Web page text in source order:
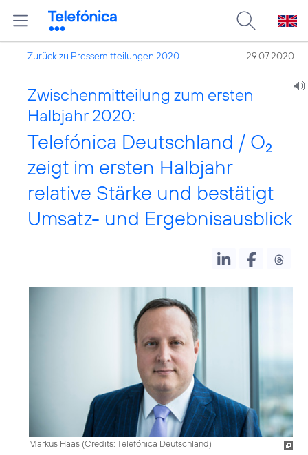
Zurück zu Pressemitteilungen 2020 29.07.2020
Zwischenmitteilung zum ersten
Halbjahr 2020:
Telefónica Deutschland / O2
zeigt im ersten Halbjahr
relative Stärke und bestätigt
Umsatz- und Ergebnisausblick
Markus Haas (Credits: Telefónica Deutschland)